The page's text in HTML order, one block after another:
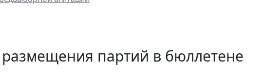
партий в бюллетене